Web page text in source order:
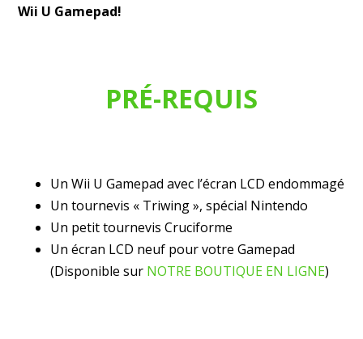
Wii U Gamepad!
PRÉ-REQUIS
Un Wii U Gamepad avec l’écran LCD endommagé
Un tournevis « Triwing », spécial Nintendo
Un petit tournevis Cruciforme
Un écran LCD neuf pour votre Gamepad
(Disponible sur NOTRE BOUTIQUE EN LIGNE)